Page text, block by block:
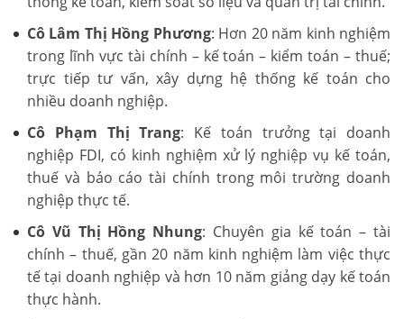
Cô Lâm Thị Hồng Phương: Hơn 20 năm kinh nghiệm
trong lĩnh vực tài chính – kế toán – kiểm toán – thuế;
trực tiếp tư vấn, xây dựng hệ thống kế toán cho
nhiều doanh nghiệp.
Cô Phạm Thị Trang: Kế toán trưởng tại doanh
nghiệp FDI, có kinh nghiệm xử lý nghiệp vụ kế toán,
thuế và báo cáo tài chính trong môi trường doanh
nghiệp thực tế.
Cô Vũ Thị Hồng Nhung: Chuyên gia kế toán – tài
chính – thuế, gần 20 năm kinh nghiệm làm việc thực
tế tại doanh nghiệp và hơn 10 năm giảng dạy kế toán
thực hành.